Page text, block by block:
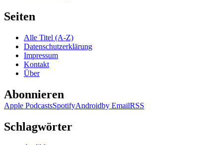
Seiten
Alle Titel (A-Z)
Datenschutzerklärung
Impressum
Kontakt
Über
Abonnieren
Apple PodcastsSpotifyAndroidby EmailRSS
Schlagwörter